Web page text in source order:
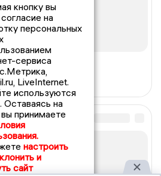
кнопку вы
на
персональных
сервиса
LiveInternet.
используются
Оставаясь на
принимаете
настроить
и
сайт